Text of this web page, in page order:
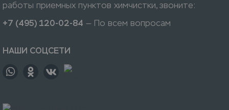
работы приемных пунктов химчистки, звоните:
+7 (495) 120-02-84 — По всем вопросам
НАШИ СОЦСЕТИ